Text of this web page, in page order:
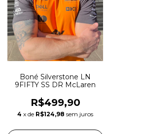
Boné Silverstone LN
9FIFTY SS DR McLaren
R$499,90
4 x de R$124,98 sem juros